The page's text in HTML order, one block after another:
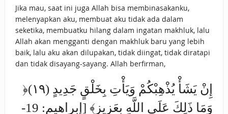
Jika mau, saat ini juga Allah bisa membinasakanku,
melenyapkan aku, membuat aku tidak ada dalam
seketika, membuatku hilang dalam ingatan makhluk, lalu
Allah akan mengganti dengan makhluk baru yang lebih
baik, lalu aku akan dilupakan, tidak diingat, tidak diratapi
dan tidak disayang-sayang. Allah berfirman,
﴿إِنْ يَشَأْ ‌يُذْهِبْكُمْ وَيَأْتِ بِخَلْقٍ جَدِيدٍ (١٩)
وَمَا ذَلِكَ عَلَى اللَّهِ بِعَزِيزٍ﴾ [إبراهيم: 19-